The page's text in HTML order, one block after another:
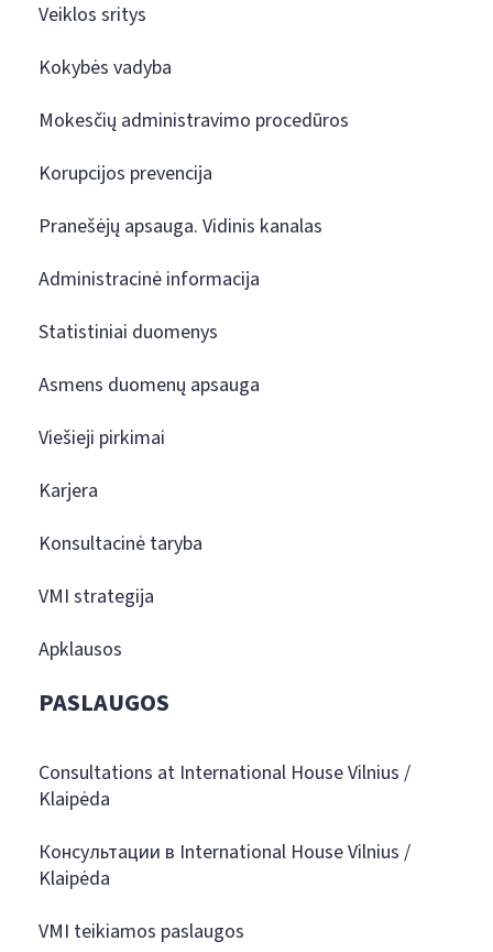
Veiklos sritys
Kokybės vadyba
Mokesčių administravimo procedūros
Korupcijos prevencija
Pranešėjų apsauga. Vidinis kanalas
Administracinė informacija
Statistiniai duomenys
Asmens duomenų apsauga
Viešieji pirkimai
Karjera
Konsultacinė taryba
VMI strategija
Apklausos
PASLAUGOS
Consultations at International House Vilnius /
Klaipėda
Консультации в International House Vilnius /
Klaipėda
VMI teikiamos paslaugos